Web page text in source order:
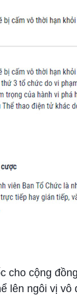
cho cộng
lên ngôi vị